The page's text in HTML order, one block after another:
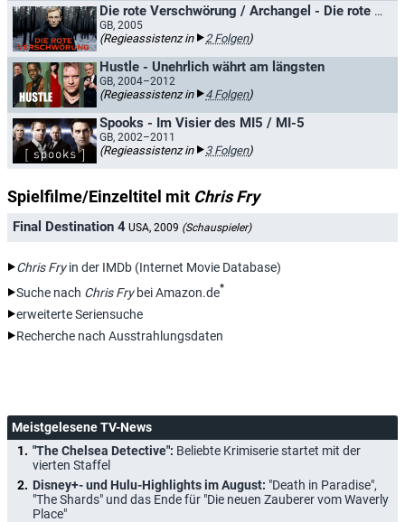
Die rote Verschwörung / Archangel - Die rote Verschwörung
GB, 2005
(Regieassistenz in 2 Folgen)
Hustle - Unehrlich währt am längsten
GB, 2004–2012
(Regieassistenz in 4 Folgen)
Spooks - Im Visier des MI5 / MI-5
GB, 2002–2011
(Regieassistenz in 3 Folgen)
Spielfilme/Einzeltitel mit Chris Fry
Final Destination 4 USA, 2009 (Schauspieler)
Chris Fryin der IMDb (Internet Movie Database)
Suche nach Chris Frybei Amazon.de*
erweiterte Seriensuche
Recherche nach Ausstrahlungsdaten
Meistgelesene TV-News
"The Chelsea Detective": Beliebte Krimiserie startet mit der
vierten Staffel
Disney+- und Hulu-Highlights im August: "Death in Paradise",
"The Shards" und das Ende für "Die neuen Zauberer vom Waverly
Place"